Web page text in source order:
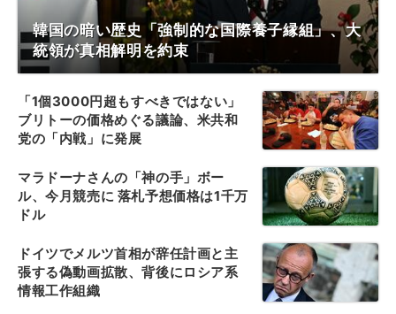
韓国の暗い歴史「強制的な国際養子縁組」、大
統領が真相解明を約束
「1個3000円超もすべきではない」
ブリトーの価格めぐる議論、米共和
党の「内戦」に発展
マラドーナさんの「神の手」ボー
ル、今月競売に 落札予想価格は1千万
ドル
ドイツでメルツ首相が辞任計画と主
張する偽動画拡散、背後にロシア系
情報工作組織